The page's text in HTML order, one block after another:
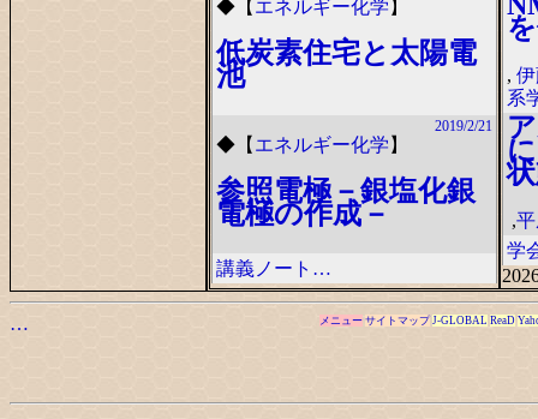
◆ 【 エネルギー化学 】
低炭素住宅と太陽電
池
2019/2/21
◆ 【 エネルギー化学 】
参照電極－銀塩化銀
電極の作成－
講義ノート…
,
系
,
学
… メニュー サイトマップ J-GLOBAL ReaD